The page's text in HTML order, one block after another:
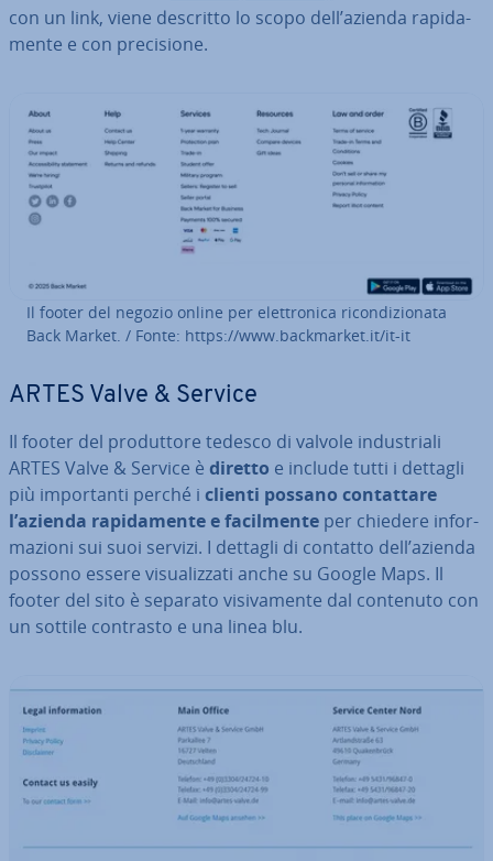
con un link, viene descritto lo scopo dell’azienda ra­pi­da­
men­te e con pre­ci­sio­ne.
Il footer del negozio online per elet­tro­ni­ca ri­con­di­zio­na­ta
Back Market. / Fonte: https://www.back­mar­ket.it/it-it
ARTES Valve & Service
Il footer del pro­dut­to­re tedesco di valvole in­du­stria­li
ARTES Valve & Service è diretto e include tutti i dettagli
più im­por­tan­ti perché i clienti possano con­tat­ta­re
l’azienda ra­pi­da­men­te e fa­cil­men­te per chiedere in­for­
ma­zio­ni sui suoi servizi. I dettagli di contatto dell’azienda
possono essere vi­sua­liz­za­ti anche su Google Maps. Il
footer del sito è separato vi­si­va­men­te dal contenuto con
un sottile contrasto e una linea blu.